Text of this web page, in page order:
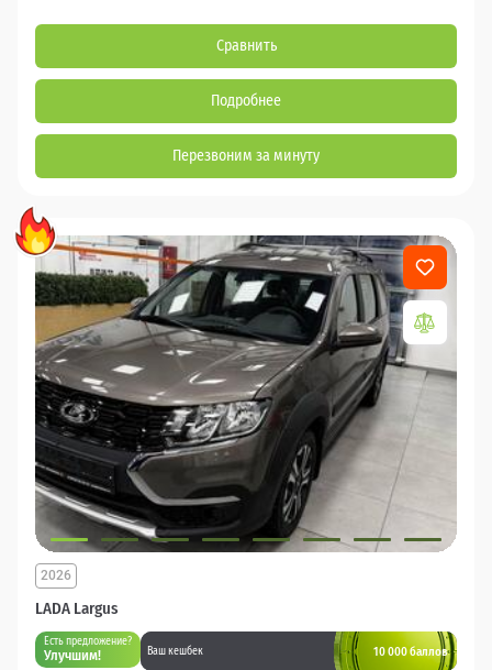
Сравнить
Подробнее
Перезвоним за минуту
LADA Largus
2026
Есть предложение?
Улучшим! Ваш кешбек 10 000 баллов